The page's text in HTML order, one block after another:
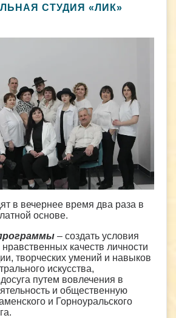
СТУДИЯ «ЛИК»
в вечернее время два раза в
основе.
– создать условия
качеств личности
творческих умений и навыков
искусства,
путем вовлечения в
и общественную
и Горноуральского